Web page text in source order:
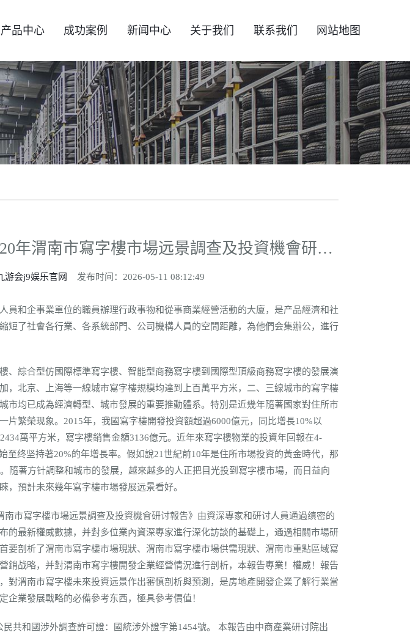
产品中心 成功案例 新闻中心 关于我们 联系我们 网站地图
九游会j9娱乐官网:2016-20年渭南市寫字樓市場远景調查及投資機會研讨報告
游会j9娱乐官网
发布时间：2026-05-11 08:12:49
和企事業單位的職員辦理行政事物和從事商業經營活動的大廈，是产品經濟和社
短了社會各行業、各系統部門、公司機構人員的空間距離，為他們会集辦公，進行
綜合型仿國際標準寫字樓、智能型商務寫字樓到國際型頂級商務寫字樓的發展演
，北京、上海等一線城市寫字樓規模均達到上百萬平方米，二、三線城市的寫字樓
市均已成為經濟轉型、城市發展的重要推動體系。特別是近幾年隨著國家對住所市
片繁榮现象。2015年，我國寫字樓開發投資額超過6000億元，同比增長10%以
萬平方米，寫字樓銷售金額3136億元。近年來寫字樓物業的投資年回報在4-
至终坚持著20%的年增長率。假如說21世紀前10年是住所市場投資的黃金時代，那
隨著方针調整和城市的發展，越來越多的人正把目光投到寫字樓市場，而日益向
，預計未來幾年寫字樓市場發展远景看好。
市寫字樓市場远景調查及投資機會研讨報告》由資深專家和研讨人員通過缜密的
的最新權威數據，并對多位業內資深專家進行深化訪談的基礎上，通過相關市場研
要剖析了渭南市寫字樓市場現狀、渭南市寫字樓市場供需現狀、渭南市重點區域寫
銷战略，并對渭南市寫字樓開發企業經營情況進行剖析，本報告專業！權威！報告
對渭南市寫字樓未來投資远景作出審慎剖析與預測，是房地產開發企業了解行業當
企業發展戰略的必備參考东西，極具參考價值！
和國涉外調查許可證：國統涉外證字第1454號。 本報告由中商產業研讨院出